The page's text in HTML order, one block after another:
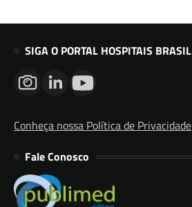
SIGA O PORTAL HOSPITAIS BRASIL
Conheça nossa Política de Privacidade
Fale Conosco